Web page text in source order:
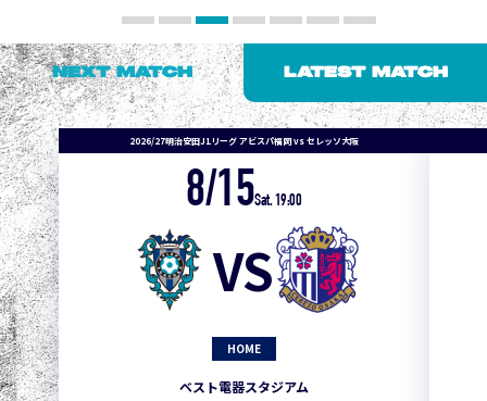
NEXT MATCH LATEST MATCH
2026/27明治安田J1リーグ アビスパ福岡 vs セレッソ大阪
8/15Sat. 19:00
VS
HOME
ベスト電器スタジアム
1
2 0
3 3 1 0 0
3
5 3